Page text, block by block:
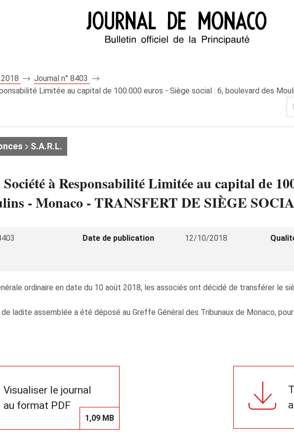
Journal n° 8403
Limitée au capital de 100.000 euros - Siège social : 6, boulevard des
S.A.R.L.
à Responsabilité Limitée au capital de
- Monaco - TRANSFERT DE SIÈGE
Date de publication 12/10/2018
ordinaire en date du 10 août 2018, les associés ont décidé de transférer le
ladite assemblée a été déposé au Greffe Général des Tribunaux de Monaco,
Visualiser le journal
au format PDF
1,09 MB